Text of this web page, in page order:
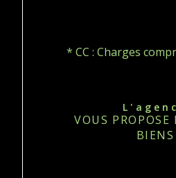
* CC : Charges
VOUS PROPOSE
BIENS